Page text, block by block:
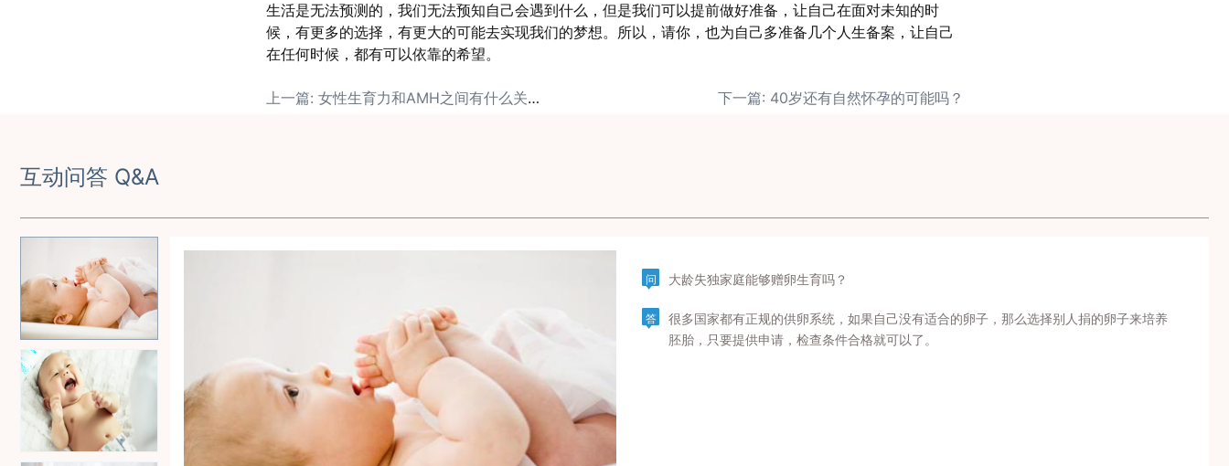
生活是无法预测的，我们无法预知自己会遇到什么，但是我们可以提前做好准备，让自己在面对未知的时
候，有更多的选择，有更大的可能去实现我们的梦想。所以，请你，也为自己多准备几个人生备案，让自己
在任何时候，都有可以依靠的希望。
上一篇: 女性生育力和AMH之间有什么关系？ 下一篇: 40岁还有自然怀孕的可能吗？
互动问答 Q&A
问 大龄失独家庭能够赠卵生育吗？
答
很多国家都有正规的供卵系统，如果自己没有适合的卵子，那么选择别人捐的卵子来培养
胚胎，只要提供申请，检查条件合格就可以了。